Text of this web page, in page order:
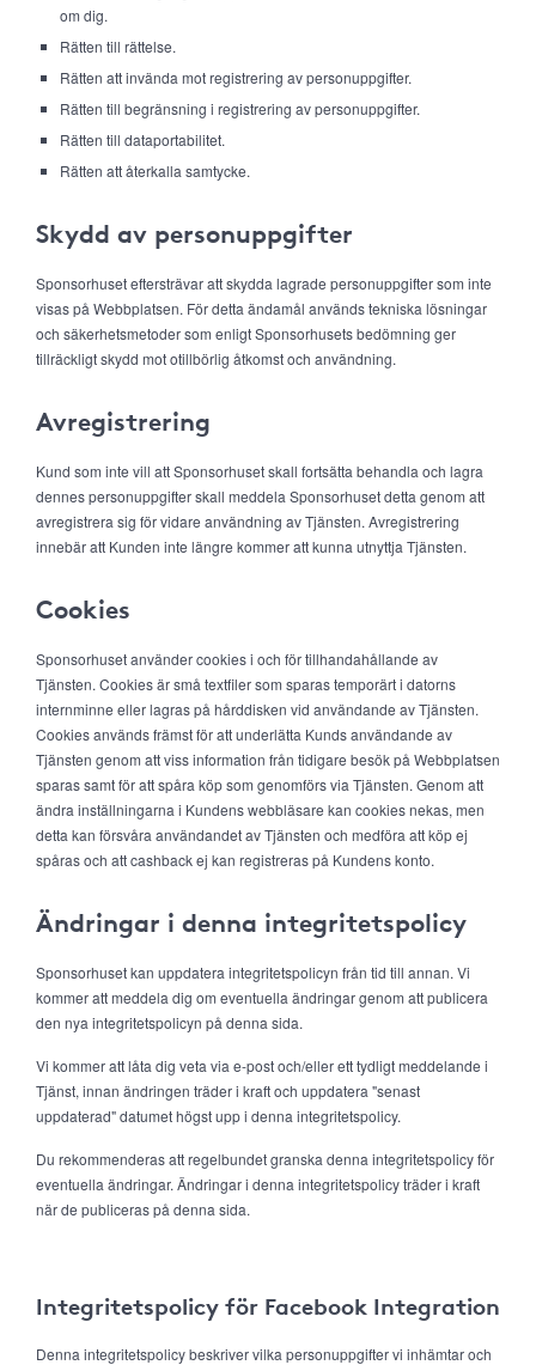
om dig.
Rätten till rättelse.
Rätten att invända mot registrering av personuppgifter.
Rätten till begränsning i registrering av personuppgifter.
Rätten till dataportabilitet.
Rätten att återkalla samtycke.
Skydd av personuppgifter
Sponsorhuset eftersträvar att skydda lagrade personuppgifter som inte
visas på Webbplatsen. För detta ändamål används tekniska lösningar
och säkerhetsmetoder som enligt Sponsorhusets bedömning ger
tillräckligt skydd mot otillbörlig åtkomst och användning.
Avregistrering
Kund som inte vill att Sponsorhuset skall fortsätta behandla och lagra
dennes personuppgifter skall meddela Sponsorhuset detta genom att
avregistrera sig för vidare användning av Tjänsten. Avregistrering
innebär att Kunden inte längre kommer att kunna utnyttja Tjänsten.
Cookies
Sponsorhuset använder cookies i och för tillhandahållande av
Tjänsten. Cookies är små textfiler som sparas temporärt i datorns
internminne eller lagras på hårddisken vid användande av Tjänsten.
Cookies används främst för att underlätta Kunds användande av
Tjänsten genom att viss information från tidigare besök på Webbplatsen
sparas samt för att spåra köp som genomförs via Tjänsten. Genom att
ändra inställningarna i Kundens webbläsare kan cookies nekas, men
detta kan försvåra användandet av Tjänsten och medföra att köp ej
spåras och att cashback ej kan registreras på Kundens konto.
Ändringar i denna integritetspolicy
Sponsorhuset kan uppdatera integritetspolicyn från tid till annan. Vi
kommer att meddela dig om eventuella ändringar genom att publicera
den nya integritetspolicyn på denna sida.
Vi kommer att låta dig veta via e-post och/eller ett tydligt meddelande i
Tjänst, innan ändringen träder i kraft och uppdatera "senast
uppdaterad" datumet högst upp i denna integritetspolicy.
Du rekommenderas att regelbundet granska denna integritetspolicy för
eventuella ändringar. Ändringar i denna integritetspolicy träder i kraft
när de publiceras på denna sida.
Integritetspolicy för Facebook Integration
Denna integritetspolicy beskriver vilka personuppgifter vi inhämtar och